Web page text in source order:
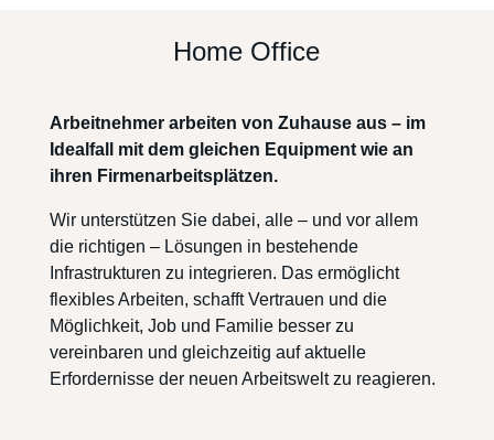
Home Office
Arbeitnehmer arbeiten von Zuhause aus – im
Idealfall mit dem gleichen Equipment wie an
ihren Firmenarbeitsplätzen.
Wir unterstützen Sie dabei, alle – und vor allem
die richtigen – Lösungen in bestehende
Infrastrukturen zu integrieren. Das ermöglicht
flexibles Arbeiten, schafft Vertrauen und die
Möglichkeit, Job und Familie besser zu
vereinbaren und gleichzeitig auf aktuelle
Erfordernisse der neuen Arbeitswelt zu reagieren.